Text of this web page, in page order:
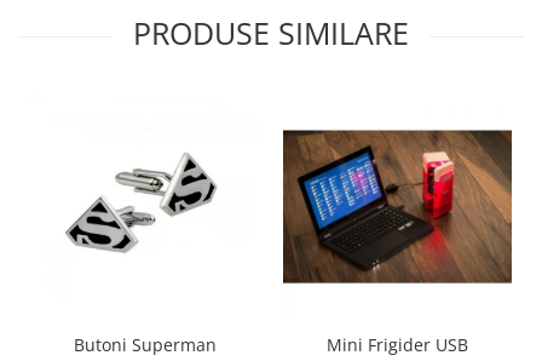
PRODUSE SIMILARE
Butoni Superman
Mini Frigider USB